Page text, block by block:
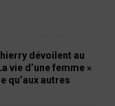
dévoilent au
vie d’une femme »
qu’aux autres